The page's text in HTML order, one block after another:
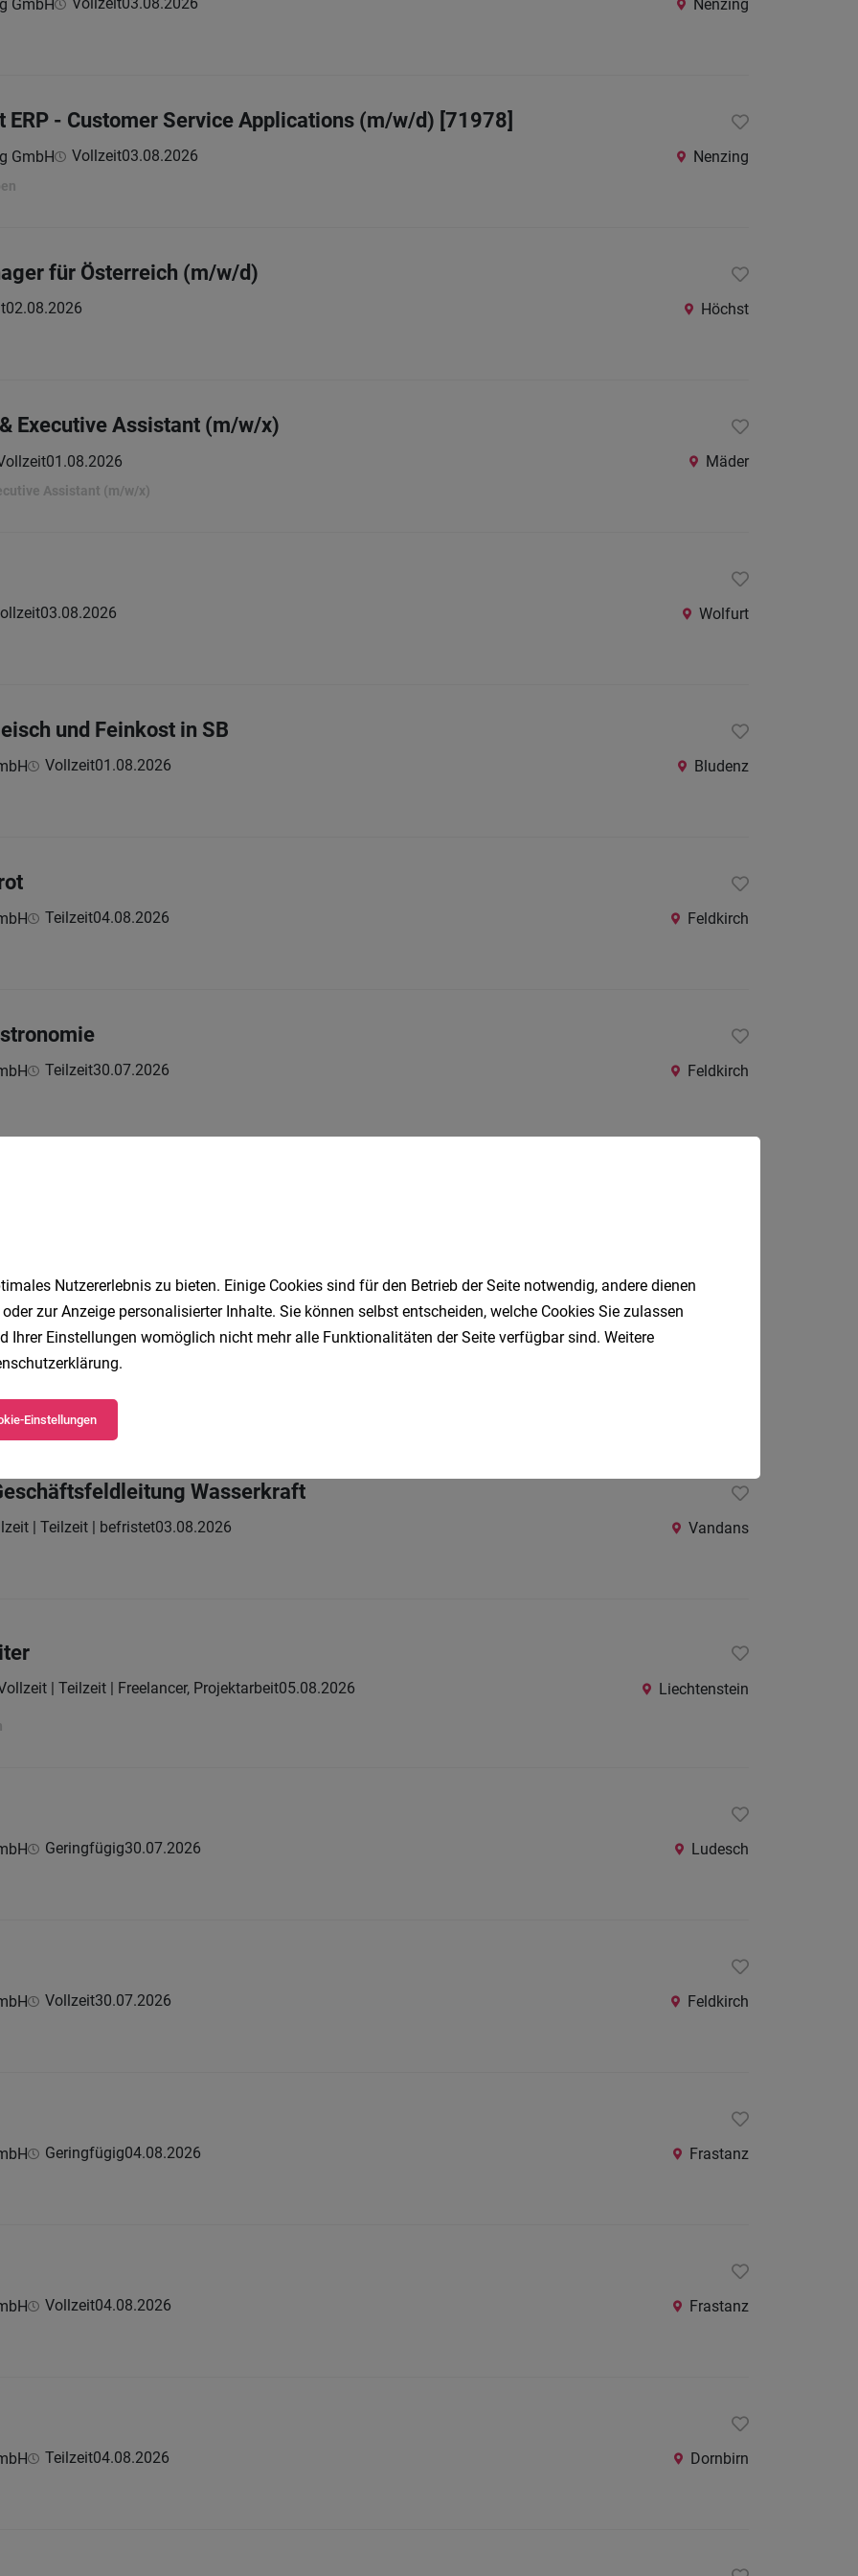
GmbH Nenzing
ERP - Customer Service Applications (m/w/d) [71978]
GmbH Vollzeit03.08.2026 Nenzing
für Österreich (m/w/d)
02.08.2026 Höchst
Executive Assistant (m/w/x)
01.08.2026 Mäder
Assistant (m/w/x)
03.08.2026 Wolfurt
und Feinkost in SB
Vollzeit01.08.2026 Bludenz
Teilzeit04.08.2026 Feldkirch
Teilzeit30.07.2026 Feldkirch
Office Wasserkraft
28.07.2026
Wasserkraft
| Teilzeit | befristet03.08.2026 Vandans
| Teilzeit | Freelancer, Projektarbeit05.08.2026 Liechtenstein
Geringfügig30.07.2026 Ludesch
Vollzeit30.07.2026 Feldkirch
Geringfügig04.08.2026 Frastanz
Vollzeit04.08.2026 Frastanz
Teilzeit04.08.2026 Dornbirn
Nutzererlebnis zu bieten. Einige Cookies sind für den Betrieb der Seite notwendig, andere dienen
zur Anzeige personalisierter Inhalte. Sie können selbst entscheiden, welche Cookies Sie zulassen
Ihrer Einstellungen womöglich nicht mehr alle Funktionalitäten der Seite verfügbar sind. Weitere
.
Einstellungen